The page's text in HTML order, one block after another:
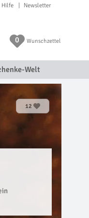
Hilfe Newsletter
0 Wunschzettel
Welt
12